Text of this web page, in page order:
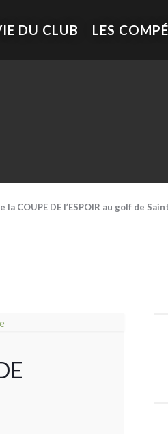
DU CLUB LES
COUPE DE l’ESPOIR au golf de